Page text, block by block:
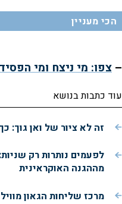
הכי מעניין
– צפו: מי ניצח ומי
עוד כתבות בנושא
זה לא ציור של ואן גוך:
לפעמים נותרות רק
מההגנה האוקראינית
מרכז שליחות הגאון